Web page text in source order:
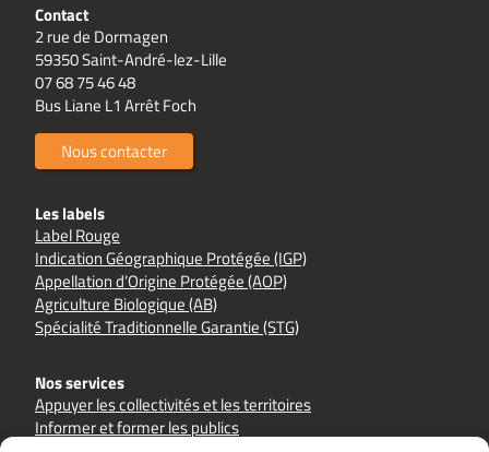
Contact
2 rue de Dormagen
59350 Saint-André-lez-Lille
07 68 75 46 48
Bus Liane L1 Arrêt Foch
Nous contacter
Les labels
Label Rouge
Indication Géographique Protégée (IGP)
Appellation d’Origine Protégée (AOP)
Agriculture Biologique (AB)
Spécialité Traditionnelle Garantie (STG)
Nos services
Appuyer les collectivités et les territoires
Informer et former les publics